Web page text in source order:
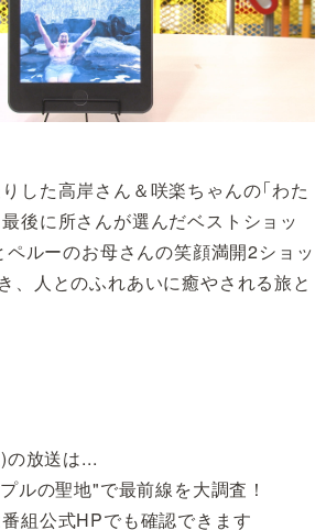
した高岸さん＆咲楽ちゃんの「わた
後に所さんが選んだベストショッ
ペルーのお母さんの笑顔満開2ショッ
、人とのふれあいに癒やされる旅と
の放送は...
プルの聖地"で最前線を大調査！
組公式HPでも確認できます